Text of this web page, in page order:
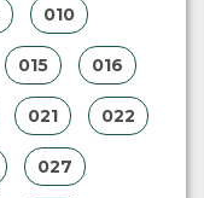
010
015 016
021 022
027